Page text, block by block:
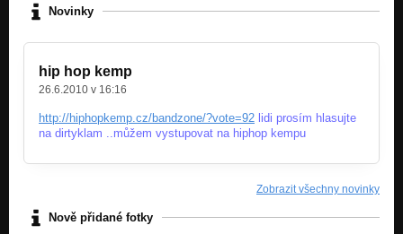
Novinky
hip hop kemp
26.6.2010 v 16:16
http://hiphopkemp.cz/bandzone/?vote=92 lidi prosím hlasujte
na dirtyklam ..můžem vystupovat na hiphop kempu
Zobrazit všechny novinky
Nově přidané fotky